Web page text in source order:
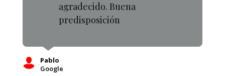
agradecido. Buena
predisposición
Pablo
Google